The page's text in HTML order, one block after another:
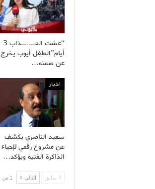
“عشت العــ..ــذاب 3
أيام”الطفل أيوب يخرج
عن صمته…
اخبار
سعيد الناصري يكشف
عن مشروع رقمي لإحياء
الذاكرة الفنية ويؤكد…
سابق التالى 1 من 6٬934